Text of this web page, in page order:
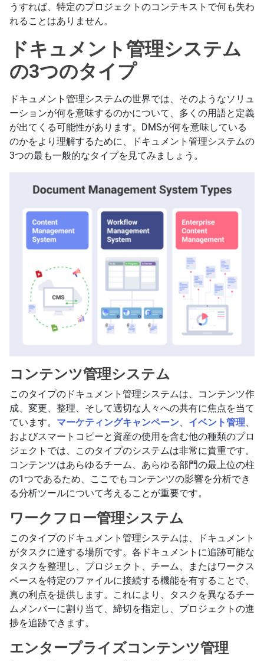
うすれば、特定のプロジェクトのコンテキストで何も失わ
れることはありません。
ドキュメント管理システム
の3つのタイプ
ドキュメント管理システムの世界では、そのようなソリュ
ーションが何を意味するのかについて、多くの用語と定義
が出てくる可能性があります。DMSが何を意味している
のかをより理解するために、ドキュメント管理システムの
3つの最も一般的なタイプを見てみましょう。
コンテンツ管理システム
このタイプのドキュメント管理システムは、コンテンツ作
成、変更、整理、そして適切な人々への共有に焦点を当て
ています。 マーケティングキャンペーン イベント管理
およびスマートコピーと資産の使用を含む他の種類のプロ
ジェクトでは、このタイプのシステムは非常に貴重です。
コンテンツはあらゆるチーム、あらゆる部門の最上位の柱
の1つであるため、ここでもコンテンツの影響を分析でき
る分析ツールについて考えることが重要です。
ワークフロー管理システム
このタイプのドキュメント管理システムは、ドキュメント
がタスクに達する場所です。各ドキュメントに追跡可能な
タスクを整理し、プロジェクト、チーム、またはワークス
ペースを特定のファイルに接続する機能を有することで、
真の利点を提供します。これにより、タスクを異なるチー
ムメンバーに割り当て、締切を指定し、プロジェクトの進
捗を追跡できます。
エンタープライズコンテンツ管理